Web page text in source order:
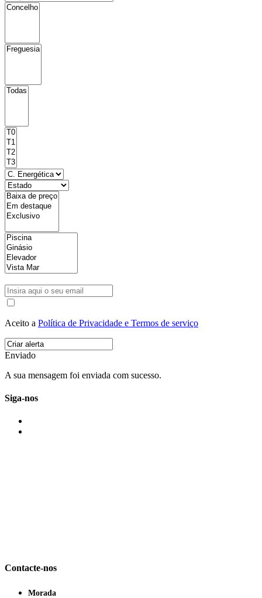
Aceito a Política de Privacidade e Termos de serviço
Enviado
A sua mensagem foi enviada com sucesso.
Siga-nos
Contacte-nos
Morada